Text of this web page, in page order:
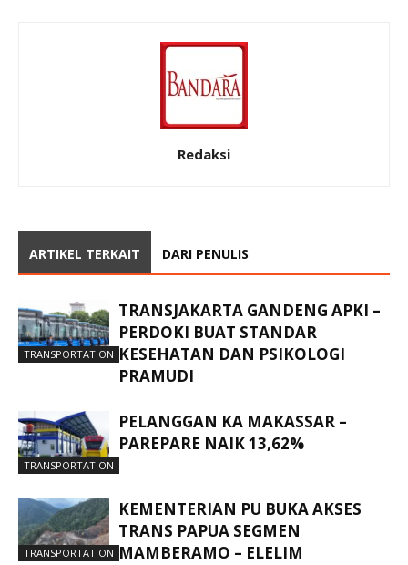
Redaksi
ARTIKEL TERKAIT DARI PENULIS
TRANSPORTATION
TRANSJAKARTA GANDENG APKI –
PERDOKI BUAT STANDAR
KESEHATAN DAN PSIKOLOGI
PRAMUDI
TRANSPORTATION
PELANGGAN KA MAKASSAR –
PAREPARE NAIK 13,62%
TRANSPORTATION
KEMENTERIAN PU BUKA AKSES
TRANS PAPUA SEGMEN
MAMBERAMO – ELELIM